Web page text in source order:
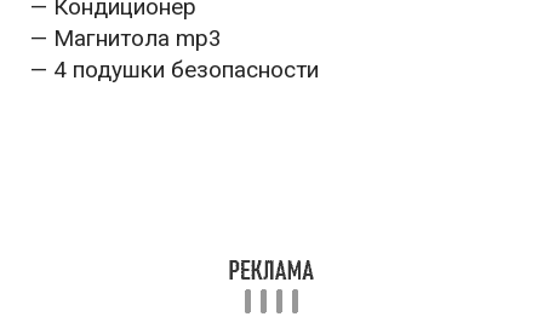
— Кондиционер
— Магнитола mp3
— 4 подушки безопасности